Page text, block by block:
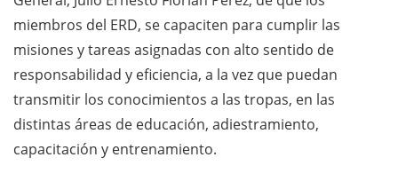
miembros del ERD, se capaciten para cumplir las
misiones y tareas asignadas con alto sentido de
responsabilidad y eficiencia, a la vez que puedan
transmitir los conocimientos a las tropas, en las
distintas áreas de educación, adiestramiento,
capacitación y entrenamiento.